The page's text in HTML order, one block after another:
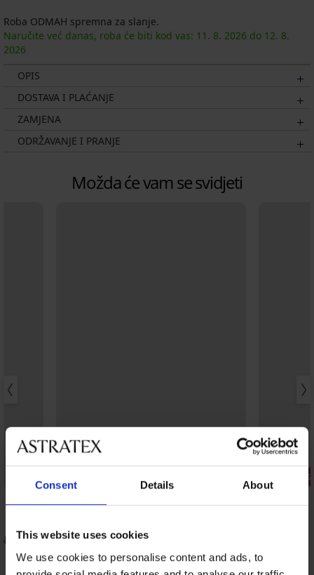
Consent Details About
This website uses cookies
We use cookies to personalise content and ads, to
Roba ODMAH spremna za slanje.
Naručite već danas, roba će biti kod vas: 11. 8. 2026 do 12. 8.
2026
OPIS
DOSTAVA I PLAĆANJE
ZAMJENA
ODRŽAVANJE I PRANJE
Možda će vam se svidjeti
Sportske pamučne čarape Walli visoke
6,19 €
2+1 GRATIS